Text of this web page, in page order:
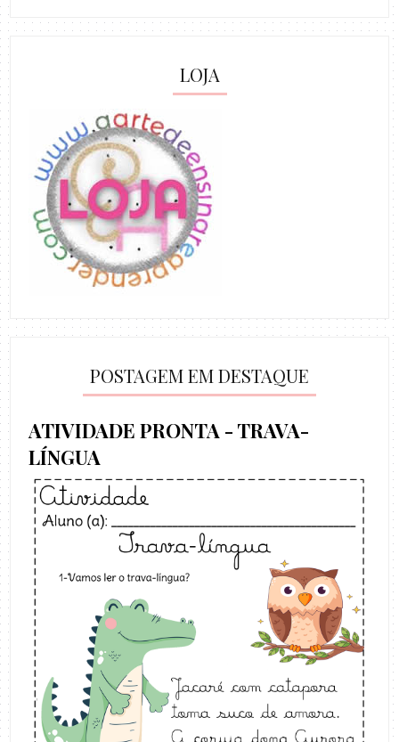
LOJA
POSTAGEM EM DESTAQUE
ATIVIDADE PRONTA - TRAVA-
LÍNGUA